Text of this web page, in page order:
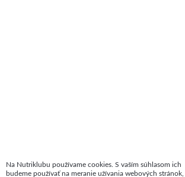
Na Nutriklubu používame cookies. S vaším súhlasom ich
budeme používať na meranie užívania webových stránok,